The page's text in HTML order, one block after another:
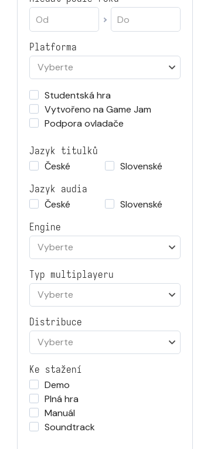
Platforma
Vyberte
Studentská hra
Vytvořeno na Game Jam
Podpora ovladače
Jazyk titulků
České
Slovenské
Jazyk audia
České
Slovenské
Engine
Vyberte
Typ multiplayeru
Vyberte
Distribuce
Vyberte
Ke stažení
Demo
Plná hra
Manuál
Soundtrack